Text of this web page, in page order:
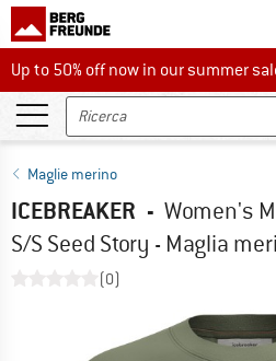
Up to 50% off now in our summer sale
Up to 50% off now in our summer
Maglie merino
ICEBREAKER - Women's
S/S Seed Story - Maglia
(0)